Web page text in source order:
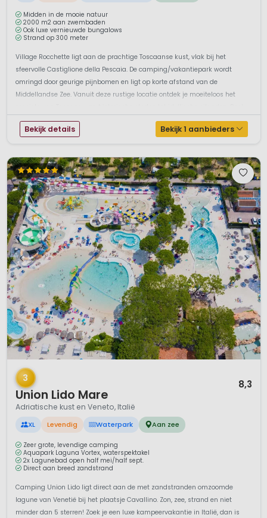
Midden in de mooie natuur
2000 m2 aan zwembaden
Ook luxe vernieuwde bungalows
Strand op 300 meter
Village Rocchette ligt aan de prachtige Toscaanse kust, vlak bij het
sfeervolle Castiglione della Pescaia. De camping/vakantiepark wordt
omringd door geurige pijnbomen en ligt op korte afstand van de
Middellandse Zee. Vanuit deze rustige locatie ontdek je moeiteloos het
een ...
Bekijk details Bekijk 1 aanbieders
1 / 12
3
Union Lido Mare
8,3
Adriatische kust en Veneto, Italië
XL Levendig Waterpark Aan zee
Zeer grote, levendige camping
Aquapark Laguna Vortex, waterspektakel
2x Lagunebad open half mei/half sept.
Direct aan breed zandstrand
Camping Union Lido ligt direct aan de met zandstranden omzoomde
lagune van Venetië bij het plaatsje Cavallino. Zon, zee, strand en niet
minder dan 5 sterren! Zoek je een luxe kampeervakantie in Italië, dan is